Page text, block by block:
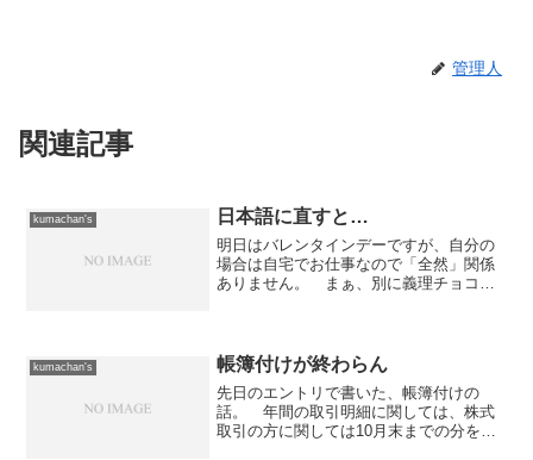
管理人
関連記事
kumachan's 日本語に直すと…
明日はバレンタインデーですが、自分の
場合は自宅でお仕事なので「全然」関係
ありません。 まぁ、別に義理チョコ貰
た。 まぁ、相手が医者だ...
kumachan's 帳簿付けが終わらん
先日のエントリで書いた、帳簿付けの
話。 年間の取引明細に関しては、株式
取引の方に関しては10月末までの分を完